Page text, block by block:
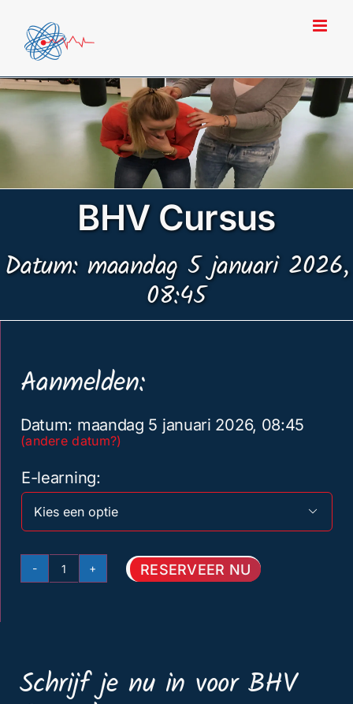
naar
inhoud
BHV Cursus
Datum: maandag 5 januari 2026,
08:45
Schrijf je nu in voor BHV
Aanmelden:
Datum: maandag 5 januari 2026, 08:45
(andere datum?)
E-learning

Basis
januari
RESERVEER NU